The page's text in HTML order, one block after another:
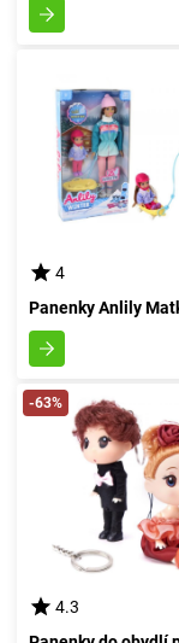
4
-63%
4.3